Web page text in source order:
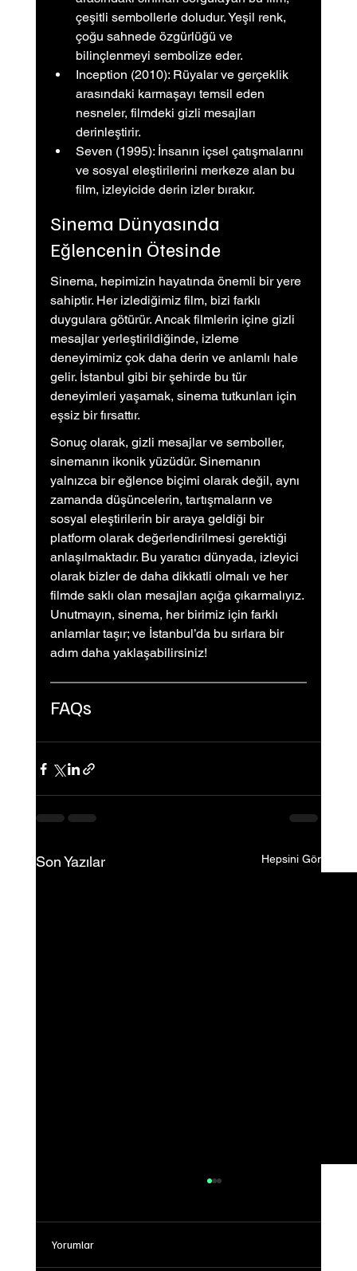
çeşitli sembollerle doludur. Yeşil renk,
çoğu sahnede özgürlüğü ve
bilinçlenmeyi sembolize eder.
Inception (2010): Rüyalar ve gerçeklik
arasındaki karmaşayı temsil eden
nesneler, filmdeki gizli mesajları
derinleştirir.
Seven (1995): İnsanın içsel çatışmalarını
ve sosyal eleştirilerini merkeze alan bu
film, izleyicide derin izler bırakır.
Sinema Dünyasında
Eğlencenin Ötesinde
Sinema, hepimizin hayatında önemli bir yere
sahiptir. Her izlediğimiz film, bizi farklı
duygulara götürür. Ancak filmlerin içine gizli
mesajlar yerleştirildiğinde, izleme
deneyimimiz çok daha derin ve anlamlı hale
gelir. İstanbul gibi bir şehirde bu tür
deneyimleri yaşamak, sinema tutkunları için
eşsiz bir fırsattır.
Sonuç olarak, gizli mesajlar ve semboller,
sinemanın ikonik yüzüdür. Sinemanın
yalnızca bir eğlence biçimi olarak değil, aynı
zamanda düşüncelerin, tartışmaların ve
sosyal eleştirilerin bir araya geldiği bir
platform olarak değerlendirilmesi gerektiği
anlaşılmaktadır. Bu yaratıcı dünyada, izleyici
olarak bizler de daha dikkatli olmalı ve her
filmde saklı olan mesajları açığa çıkarmalıyız.
Unutmayın, sinema, her birimiz için farklı
anlamlar taşır; ve İstanbul’da bu sırlara bir
adım daha yaklaşabilirsiniz!
FAQs
Son Yazılar Hepsini Gör
Yorumlar